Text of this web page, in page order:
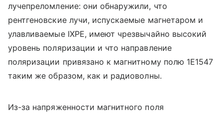
лучепреломление: они обнаружили, что
рентгеновские лучи, испускаемые магнетаром и
улавливаемые IXPE, имеют чрезвычайно высокий
уровень поляризации и что направление
поляризации привязано к магнитному полю 1E1547
таким же образом, как и радиоволны.
Из-за напряженности магнитного поля